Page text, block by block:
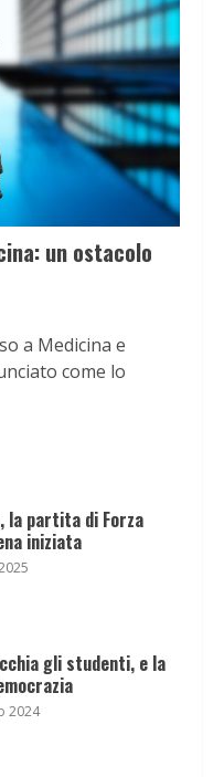
un ostacolo
a Medicina e
come lo
la partita di Forza
iniziata
gli studenti, e la
2024